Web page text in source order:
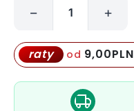
lampa
podłogowa
Marley
− +
raty od 9,00PLN